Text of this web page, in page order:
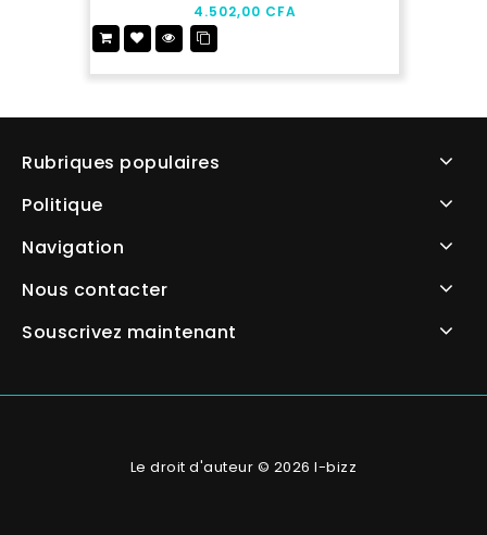
5
4.502,00 CFA
Rubriques populaires
Politique
Navigation
Nous contacter
Souscrivez maintenant
Le droit d'auteur © 2026 I-bizz